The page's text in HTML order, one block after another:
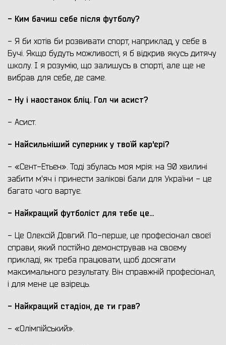
- Ким бачиш себе після футболу?
- Я би хотів би розвивати спорт, наприклад, у себе в
Бучі. Якщо будуть можливості, я б відкрив якусь дитячу
школу. І я розумію, що залишусь в спорті, але ще не
вибрав для себе, де саме.
- Ну і наостанок бліц. Гол чи асист?
- Асист.
- Найсильніший суперник у твоїй кар'єрі?
- «Сент-Етьєн». Тоді збулась моя мрія: на 90 хвилині
забити м'яч і принести залікові бали для України - це
багато чого вартує.
- Найкращий футболіст для тебе це...
- Це Олексій Довгий. По-перше, це професіонал своєї
справи, який постійно демонстрував на своєму
прикладі, як треба працювати, щоб досягати
максимального результату. Він справжній професіонал,
і для мене це взірець.
- Найкращий стадіон, де ти грав?
- «Олімпійський».